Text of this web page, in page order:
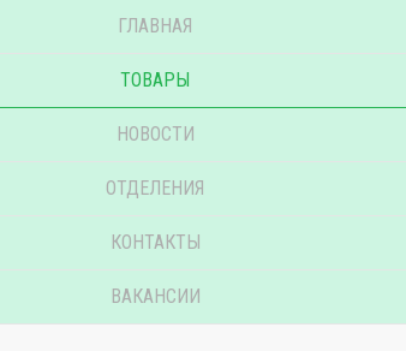
ГЛАВНАЯ
ТОВАРЫ
НОВОСТИ
ОТДЕЛЕНИЯ
КОНТАКТЫ
ВАКАНСИИ